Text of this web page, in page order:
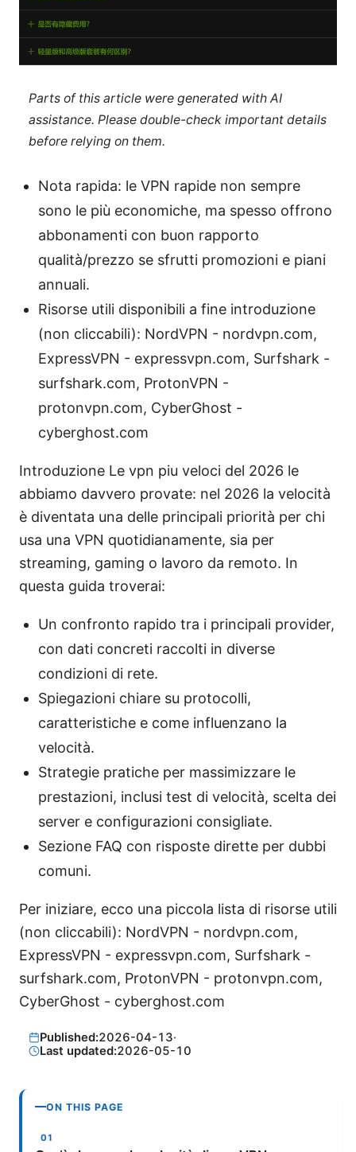
Parts of this article were generated with AI
assistance. Please double-check important details
before relying on them.
Nota rapida: le VPN rapide non sempre
sono le più economiche, ma spesso offrono
abbonamenti con buon rapporto
qualità/prezzo se sfrutti promozioni e piani
annuali.
Risorse utili disponibili a fine introduzione
(non cliccabili): NordVPN - nordvpn.com,
ExpressVPN - expressvpn.com, Surfshark -
surfshark.com, ProtonVPN -
protonvpn.com, CyberGhost -
cyberghost.com
Introduzione Le vpn piu veloci del 2026 le
abbiamo davvero provate: nel 2026 la velocità
è diventata una delle principali priorità per chi
usa una VPN quotidianamente, sia per
streaming, gaming o lavoro da remoto. In
questa guida troverai:
Un confronto rapido tra i principali provider,
con dati concreti raccolti in diverse
condizioni di rete.
Spiegazioni chiare su protocolli,
caratteristiche e come influenzano la
velocità.
Strategie pratiche per massimizzare le
prestazioni, inclusi test di velocità, scelta dei
server e configurazioni consigliate.
Sezione FAQ con risposte dirette per dubbi
comuni.
Per iniziare, ecco una piccola lista di risorse utili
(non cliccabili): NordVPN - nordvpn.com,
ExpressVPN - expressvpn.com, Surfshark -
surfshark.com, ProtonVPN - protonvpn.com,
CyberGhost - cyberghost.com
Published:2026-04-13·
Last updated:2026-05-10
ON THIS PAGE